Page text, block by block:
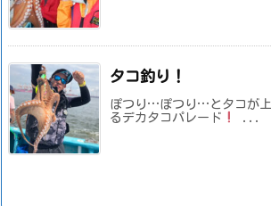
タコ釣り！
ぽつり…ぽつり…とタコが
るデカタコパレード
...